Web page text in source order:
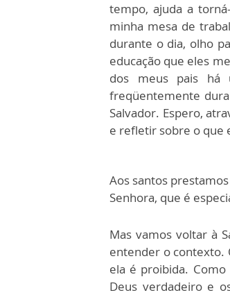
tempo, ajuda a
minha mesa de
durante o dia, olho
educação que eles
dos meus pais há
freqüentemente
Salvador. Espero,
e refletir sobre o que
Aos santos
Senhora, que é
Mas vamos voltar à
entender o contexto.
ela é proibida.
Deus verdadeiro e